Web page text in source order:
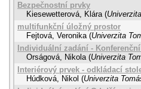
Bezpečnostní prvky
Kiesewetterová, Klára (
multifunkční úložný prostor
Fejtová, Veronika (Univerzita
Individuální zadání -
Orságová, Nikola (Univerzita
Interiérový prvek - odkládací
Húdková, Nikol (Univerzita